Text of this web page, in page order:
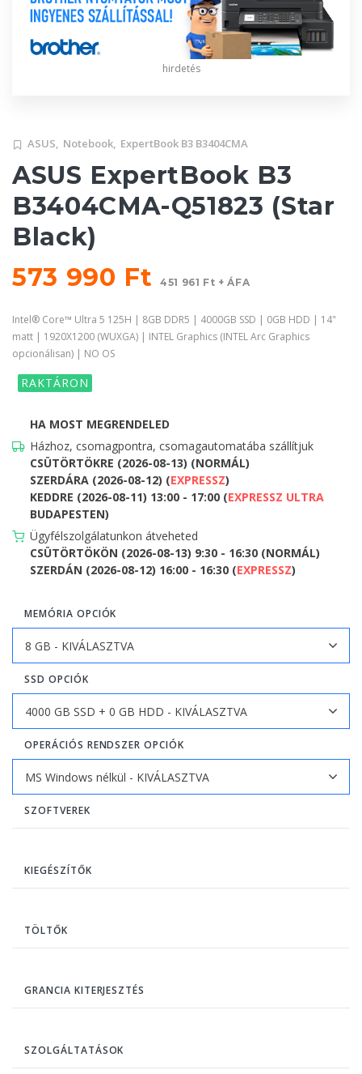
hirdetés
ASUS, Notebook, ExpertBook B3 B3404CMA
ASUS ExpertBook B3
B3404CMA-Q51823 (Star
Black)
573 990 Ft451 961 Ft + ÁFA
Intel® Core™ Ultra 5 125H | 8GB DDR5 | 4000GB SSD | 0GB HDD | 14"
matt | 1920X1200 (WUXGA) | INTEL Graphics (INTEL Arc Graphics
opcionálisan) | NO OS
RAKTÁRON
HA MOST MEGRENDELED
Házhoz, csomagpontra, csomagautomatába szállítjuk
CSÜTÖRTÖKRE (2026-08-13) (NORMÁL)
SZERDÁRA (2026-08-12) (EXPRESSZ)
KEDDRE (2026-08-11) 13:00 - 17:00 (EXPRESSZ ULTRA
BUDAPESTEN)
Ügyfélszolgálatunkon átveheted
CSÜTÖRTÖKÖN (2026-08-13) 9:30 - 16:30 (NORMÁL)
SZERDÁN (2026-08-12) 16:00 - 16:30 (EXPRESSZ)
MEMÓRIA OPCIÓK
SSD OPCIÓK
OPERÁCIÓS RENDSZER OPCIÓK
SZOFTVEREK
KIEGÉSZÍTŐK
TÖLTŐK
GRANCIA KITERJESZTÉS
SZOLGÁLTATÁSOK